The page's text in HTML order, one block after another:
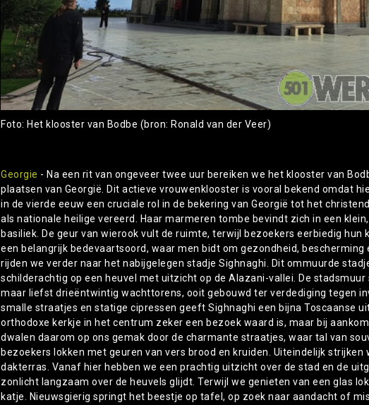
Foto: Het klooster van Bodbe (bron: Ronald van der Veer)
Georgie - Na een rit van ongeveer twee uur bereiken we het klooster van
plaatsen van Georgië. Dit actieve vrouwenklooster is vooral bekend omdat
in de vierde eeuw een cruciale rol in de bekering van Georgië tot het
als nationale heilige vereerd. Haar marmeren tombe bevindt zich in een
basiliek. De geur van wierook vult de ruimte, terwijl bezoekers eerbiedig hun
een belangrijk bedevaartsoord, waar men bidt om gezondheid,
rijden we verder naar het nabijgelegen stadje Sighnaghi. Dit ommuurde
schilderachtig op een heuvel met uitzicht op de Alazani-vallei. De
maar liefst drieëntwintig wachttorens, ooit gebouwd ter verdediging tegen
smalle straatjes en statige cipressen geeft Sighnaghi een bijna Toscaanse
orthodoxe kerkje in het centrum zeker een bezoek waard is, maar bij
dwalen daarom op ons gemak door de charmante straatjes, waar tal van
bezoekers lokken met geuren van vers brood en kruiden. Uiteindelijk
dakterras. Vanaf hier hebben we een prachtig uitzicht over de stad en de
zonlicht langzaam over de heuvels glijdt. Terwijl we genieten van een glas
katje. Nieuwsgierig springt het beestje op tafel, op zoek naar aandacht of